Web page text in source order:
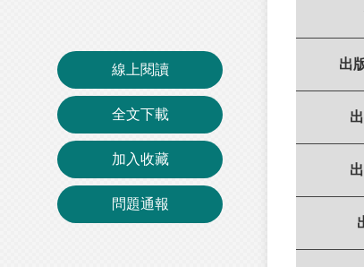
線上閱讀
全文下載
加入收藏
問題通報
出